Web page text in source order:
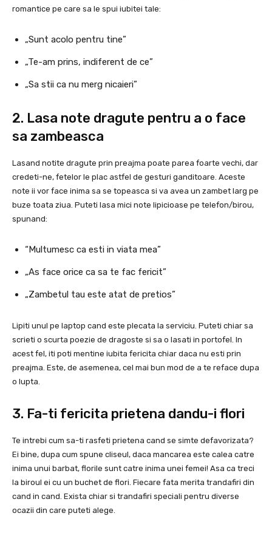
romantice pe care sa le spui iubitei tale:
„Sunt acolo pentru tine”
„Te-am prins, indiferent de ce”
„Sa stii ca nu merg nicaieri”
2. Lasa note dragute pentru a o face
sa zambeasca
Lasand notite dragute prin preajma poate parea foarte vechi, dar
credeti-ne, fetelor le plac astfel de gesturi ganditoare. Aceste
note ii vor face inima sa se topeasca si va avea un zambet larg pe
buze toata ziua. Puteti lasa mici note lipicioase pe telefon/birou,
spunand:
“Multumesc ca esti in viata mea”
„As face orice ca sa te fac fericit”
„Zambetul tau este atat de pretios”
Lipiti unul pe laptop cand este plecata la serviciu. Puteti chiar sa
scrieti o scurta poezie de dragoste si sa o lasati in portofel. In
acest fel, iti poti mentine iubita fericita chiar daca nu esti prin
preajma. Este, de asemenea, cel mai bun mod de a te reface dupa
o lupta.
3. Fa-ti fericita prietena dandu-i flori
Te intrebi cum sa-ti rasfeti prietena cand se simte defavorizata?
Ei bine, dupa cum spune cliseul, daca mancarea este calea catre
inima unui barbat, florile sunt catre inima unei femei! Asa ca treci
la biroul ei cu un buchet de flori. Fiecare fata merita trandafiri din
cand in cand. Exista chiar si trandafiri speciali pentru diverse
ocazii din care puteti alege.